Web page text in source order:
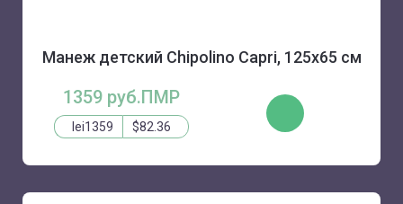
Манеж детский Chipolino Capri, 125х65 см
1359 руб.ПМР
lei1359 $82.36
ЗАКАЗАТЬ